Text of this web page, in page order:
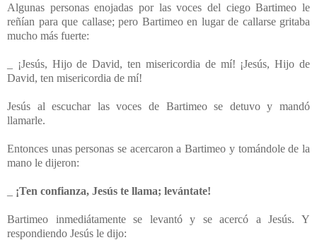
Algunas personas enojadas por las voces del ciego Bartimeo le
reñían para que callase; pero Bartimeo en lugar de callarse gritaba
mucho más fuerte:
_ ¡Jesús, Hijo de David, ten misericordia de mí! ¡Jesús, Hijo de
David, ten misericordia de mí!
Jesús al escuchar las voces de Bartimeo se detuvo y mandó
llamarle.
Entonces unas personas se acercaron a Bartimeo y tomándole de la
mano le dijeron:
¡Ten confianza, Jesús te llama; levántate!
Bartimeo inmediátamente se levantó y se acercó a Jesús. Y
respondiendo Jesús le dijo: